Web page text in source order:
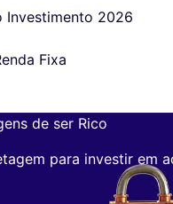
Investimento 2026
Fixa
de ser Rico
para investir em